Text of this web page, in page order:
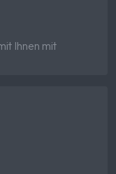
Ihnen mit